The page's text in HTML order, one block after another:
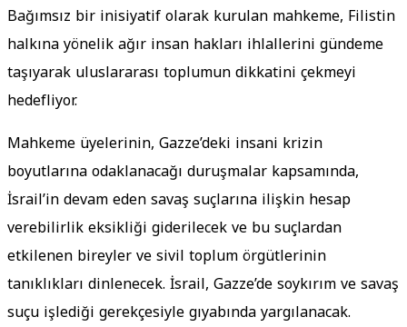
Bağımsız bir inisiyatif olarak kurulan mahkeme, Filistin
halkına yönelik ağır insan hakları ihlallerini gündeme
taşıyarak uluslararası toplumun dikkatini çekmeyi
hedefliyor.
Mahkeme üyelerinin, Gazze’deki insani krizin
boyutlarına odaklanacağı duruşmalar kapsamında,
İsrail’in devam eden savaş suçlarına ilişkin hesap
verebilirlik eksikliği giderilecek ve bu suçlardan
etkilenen bireyler ve sivil toplum örgütlerinin
tanıklıkları dinlenecek. İsrail, Gazze’de soykırım ve savaş
suçu işlediği gerekçesiyle gıyabında yargılanacak.